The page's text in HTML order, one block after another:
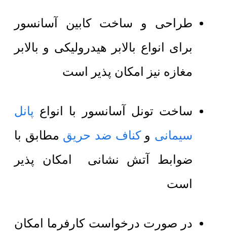
طراحی و ساخت کابین آسانسور
برای انواع بالابر هیدرولیکی و بالابر
مغازه نیز امکان پذیر است
ساخت تونل آسانسور با انواع پانل
سیمانی وکناف ضد حریق مطابق با
ضوابط آتش نشانی امکان پذیر
است
در صورت درخواست کارفرما امکان